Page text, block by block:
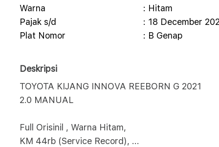
Warna
: Hitam
Pajak s/d
: 18 December
Plat Nomor
: B Genap
Deskripsi
TOYOTA KIJANG INNOVA REEBORN G 2021
2.0 MANUAL
Full Orisinil , Warna Hitam,
KM 44rb (Service Record), ...